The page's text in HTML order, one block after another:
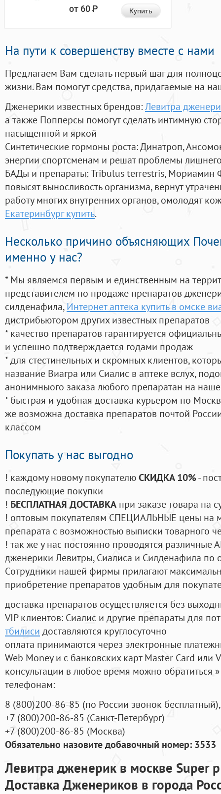
от 60Р Купить
На пути к совершенству вместе с нами
Предлагаем Вам сделать первый шаг для
жизни. Вам помогут средства, придагаемые на
Дженерики известных брендов:Левитра
а также Попперсы помогут сделать интимную
насыщенной и яркой
Синтетические гормоны роста: Динатроп,
энергии спортсменам и решат проблемы
БАДы и препараты:Tribulus terrestris, Мориамин
повысят выносливость организма, вернут
работу многих внутренних органов, омолодят
Екатеринбург купить.
Несколько причино объясняющих
именно у нас?
* Мы являемся первым и единственным на
представителем по продаже препаратов
силденафила, Интернет аптека купить в омске
дистрибьютором других известных препаратов
* качество препаратов гарантируется
и успешно подтверждается годами продаж
* для стестинельных и скромных клиентов,
название Виагра или Сиалис в аптеке вслух,
анонимныого заказа любого препаратан на
* быстрая и удобная доставка курьером по
же возможна доставка препаратов почтой
классом
Покупать у нас выгодно
! каждому новому покупателюСКИДКА 10%-
последующие покупки
! БЕСПЛАТНАЯ ДОСТАВКА при заказе товара на
! оптовым покупателям СПЕЦИАЛЬНЫЕ цены на
препарата с возможностью выписки товарного
! так же у нас постоянно проводятся
дженерики Левитры, Сиалиса и Силденафила по
Cотрудники нашей фирмы прилагают
приобретение препаратов удобным для
доставка препаратов осуществляется без
VIP клиентов: Сиалис и другие препараты для
тбилиси доставляются круглосуточно
оплата принимаются через электронные
Web Money и с банковских карт Master Card или
консультации в любое время можно обратиться
телефонам:
8 (800)200-86-85 (по России звонок бесплатный),
+7 (800)200-86-85 (Санкт-Петербург)
+7 (800)200-86-85 (Москва)
Обязательно назовите добавочный номер: 3533
Левитра дженерик в москве Super
Доставка Дженериков в города